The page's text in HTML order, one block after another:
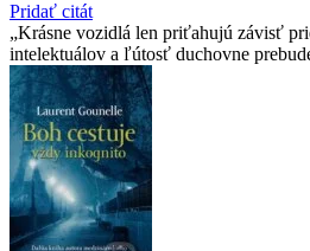
Pridať citát
Krásne vozidlá len priťahujú závisť
intelektuálov a ľútosť duchovne